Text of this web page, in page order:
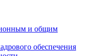
и общим
обеспечения